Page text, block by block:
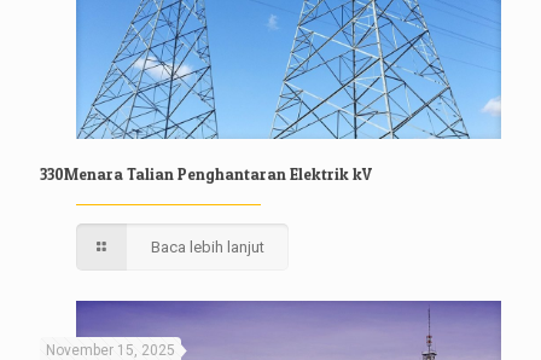
330Menara Talian Penghantaran Elektrik kV
Baca lebih lanjut
November 15, 2025